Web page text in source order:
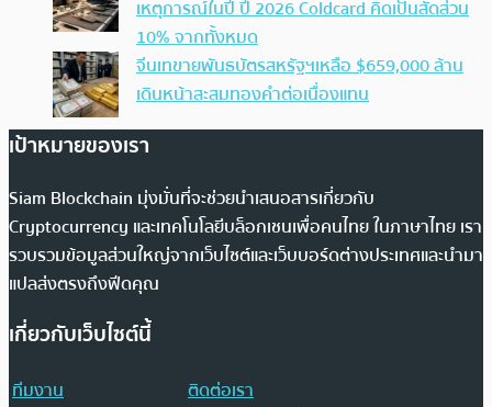
เหตุการณ์ในปี ปี 2026 Coldcard คิดเป็นสัดส่วน
10% จากทั้งหมด
จีนเทขายพันธบัตรสหรัฐฯเหลือ $659,000 ล้าน
เดินหน้าสะสมทองคำต่อเนื่องแทน
เป้าหมายของเรา
Siam Blockchain มุ่งมั่นที่จะช่วยนำเสนอสารเกี่ยวกับ
Cryptocurrency และเทคโนโลยีบล็อกเชนเพื่อคนไทย ในภาษาไทย เรา
รวบรวมข้อมูลส่วนใหญ่จากเว็บไซต์และเว็บบอร์ดต่างประเทศและนำมา
แปลส่งตรงถึงฟีดคุณ
เกี่ยวกับเว็บไซต์นี้
ทีมงาน
ติดต่อเรา